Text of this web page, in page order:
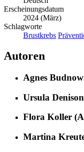
Erscheinungsdatum
2024 (März)
Schlagworte
Brustkrebs
Autoren
Agnes
Ursula
Flora Koller
Martina